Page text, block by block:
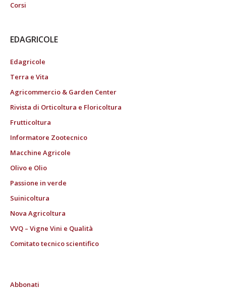
Corsi
EDAGRICOLE
Edagricole
Terra e Vita
Agricommercio & Garden Center
Rivista di Orticoltura e Floricoltura
Frutticoltura
Informatore Zootecnico
Macchine Agricole
Olivo e Olio
Passione in verde
Suinicoltura
Nova Agricoltura
VVQ – Vigne Vini e Qualità
Comitato tecnico scientifico
Abbonati